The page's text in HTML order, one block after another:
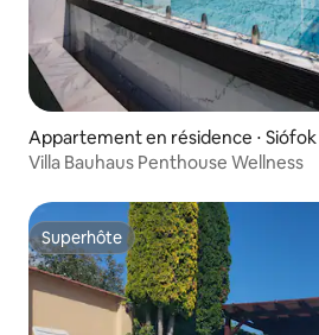
Appartement en résidence ⋅ Siófok
Villa Bauhaus Penthouse Wellness
Superhôte
Superhôte